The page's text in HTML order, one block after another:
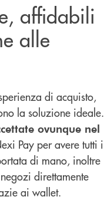
affidabili
alle
di acquisto,
la soluzione ideale.
ovunque nel
Pay per avere tutti i
di mano, inoltre
direttamente
ai wallet.